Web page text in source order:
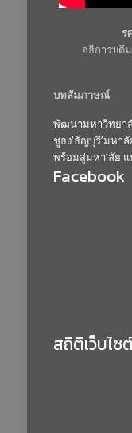
ร
อธิการบดี
บทสัมภาษณ์
พัฒนามหาวิทยา
ชูธง’ธัญบุรี’มหา
พร้อมสู่มหา’ลัย
Facebook
สถิติเว็บไซ